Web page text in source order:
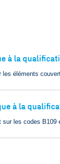
à la
les éléments
à la
sur les codes